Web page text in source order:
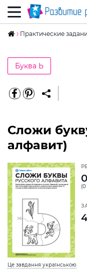
Практические
Буква Ь
Сложи
алфавит)
Це завдання українською